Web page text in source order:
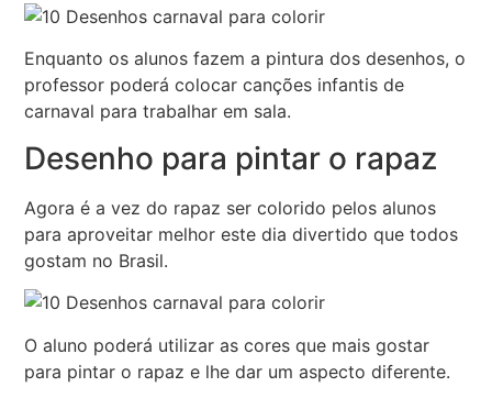
Enquanto os alunos fazem a pintura dos desenhos, o
professor poderá colocar canções infantis de
carnaval para trabalhar em sala.
Desenho para pintar o rapaz
Agora é a vez do rapaz ser colorido pelos alunos
para aproveitar melhor este dia divertido que todos
gostam no Brasil.
O aluno poderá utilizar as cores que mais gostar
para pintar o rapaz e lhe dar um aspecto diferente.